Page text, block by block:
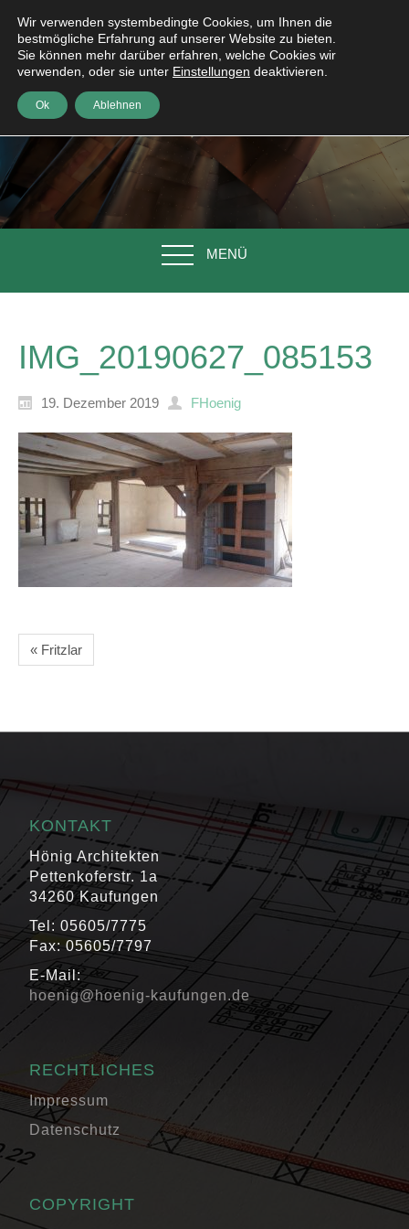
MENÜ
IMG_20190627_085153
19. Dezember 2019 FHoenig
« Fritzlar
KONTAKT
Hönig Architekten
Pettenkoferstr. 1a
34260 Kaufungen
Tel: 05605/7775
Fax: 05605/7797
E-Mail:
hoenig@hoenig-kaufungen.de
RECHTLICHES
Impressum
Datenschutz
COPYRIGHT
Wir verwenden systembedingte Cookies, um Ihnen die
bestmögliche Erfahrung auf unserer Website zu bieten.
Sie können mehr darüber erfahren, welche Cookies wir
verwenden, oder sie unter Einstellungen deaktivieren.
Ok Ablehnen